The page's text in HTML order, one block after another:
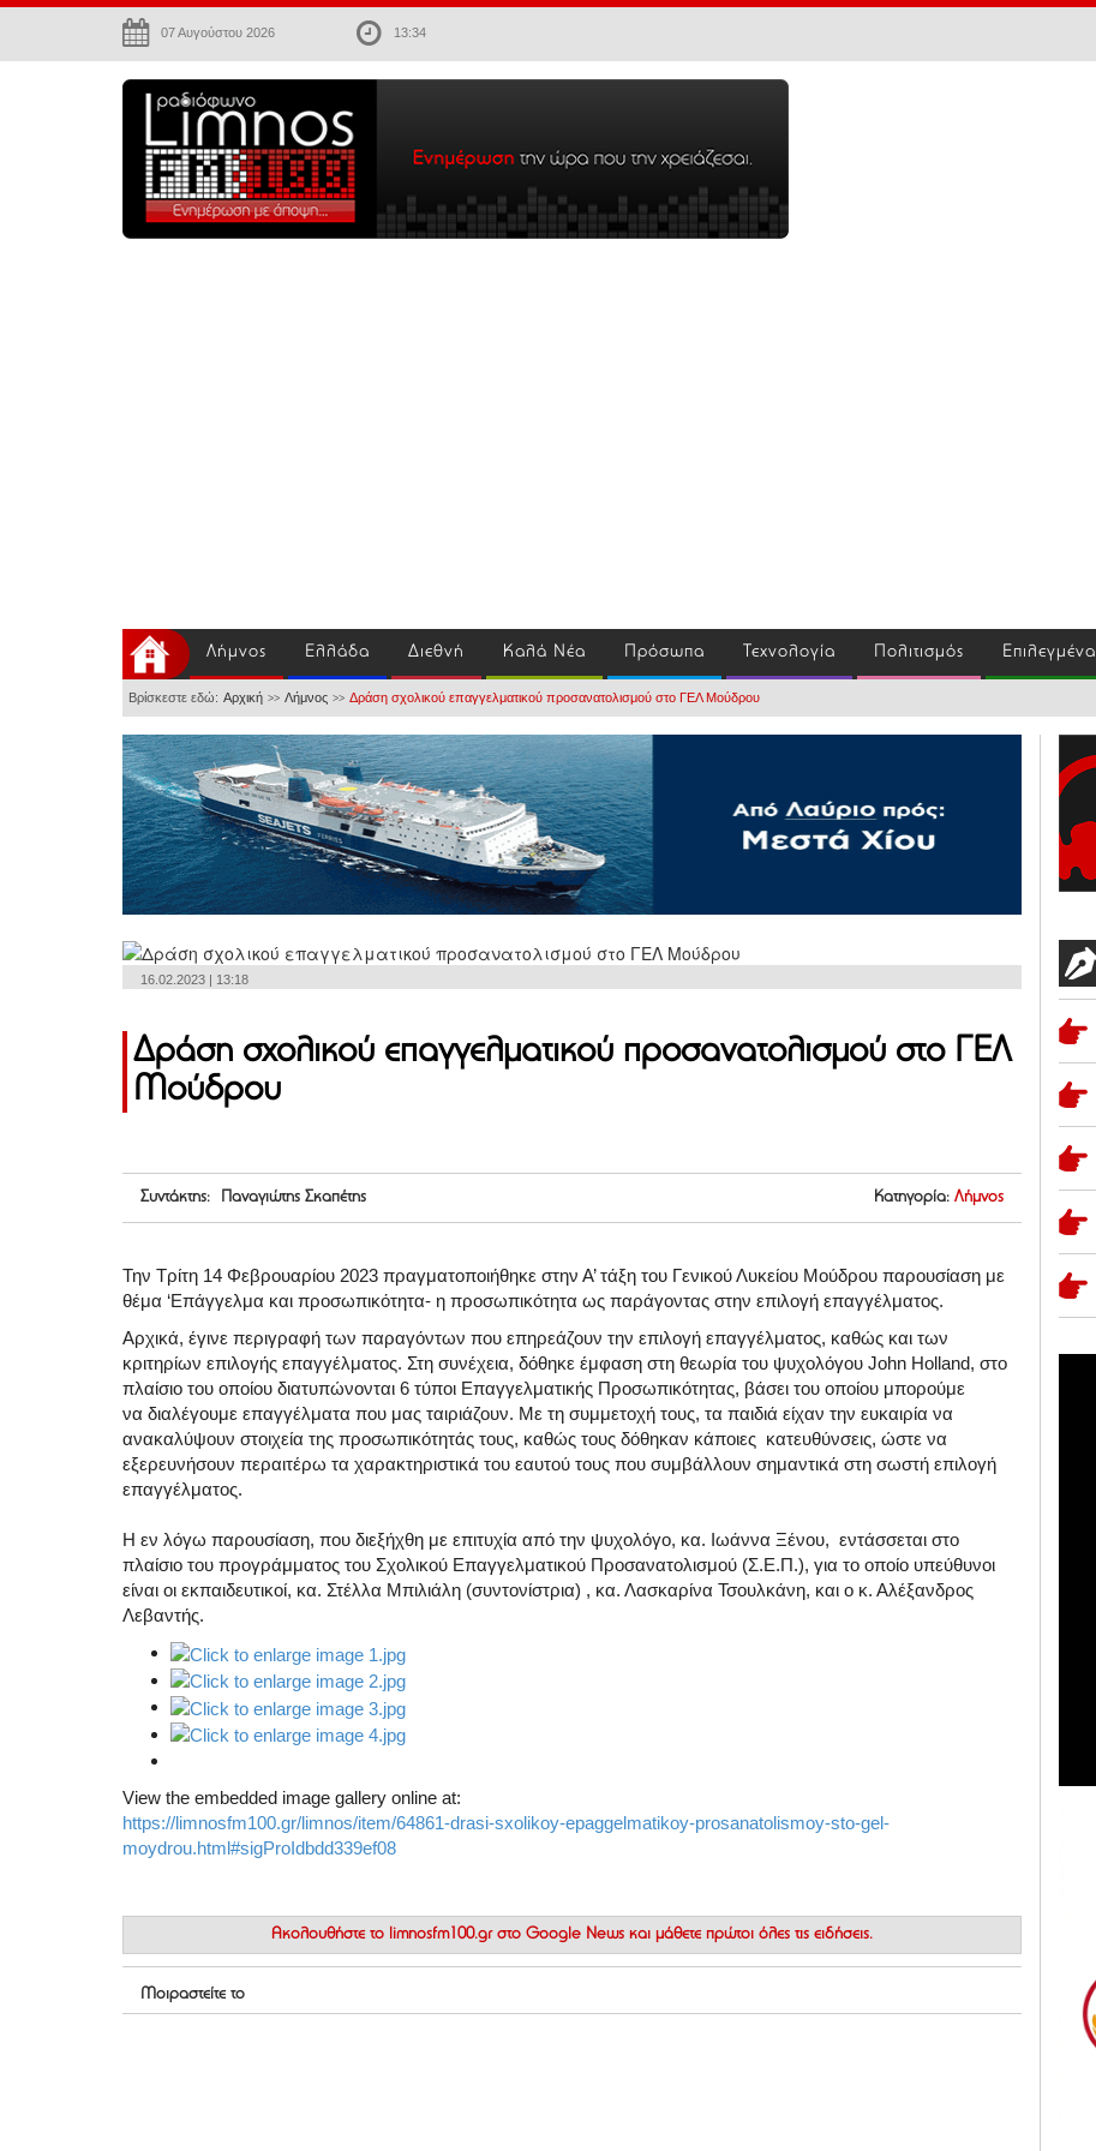
07 Αυγούστου 2026 13:34
Λήμνος Ελλάδα Διεθνή Καλά Νέα Πρόσωπα Τεχνολογία Πολιτισμός Επιλεγμένα
Βρίσκεστε εδώ: Αρχική >> Λήμνος >> Δράση σχολικού επαγγελματικού προσανατολισμού στο ΓΕΛ Μούδρου
16.02.2023 | 13:18
Δράση σχολικού επαγγελματικού προσανατολισμού στο ΓΕΛ
Μούδρου
Συντάκτης: Παναγιώτης Σκαπέτης Κατηγορία: Λήμνος
Την Τρίτη 14 Φεβρουαρίου 2023 πραγματοποιήθηκε στην Α’ τάξη του Γενικού Λυκείου Μούδρου παρουσίαση με
θέμα ‘Επάγγελμα και προσωπικότητα- η προσωπικότητα ως παράγοντας στην επιλογή επαγγέλματος.
Αρχικά, έγινε περιγραφή των παραγόντων που επηρεάζουν την επιλογή επαγγέλματος, καθώς και των
κριτηρίων επιλογής επαγγέλματος. Στη συνέχεια, δόθηκε έμφαση στη θεωρία του ψυχολόγου John Holland, στο
πλαίσιο του οποίου διατυπώνονται 6 τύποι Επαγγελματικής Προσωπικότητας, βάσει του οποίου μπορούμε
να διαλέγουμε επαγγέλματα που μας ταιριάζουν. Με τη συμμετοχή τους, τα παιδιά είχαν την ευκαιρία να
ανακαλύψουν στοιχεία της προσωπικότητάς τους, καθώς τους δόθηκαν κάποιες κατευθύνσεις, ώστε να
εξερευνήσουν περαιτέρω τα χαρακτηριστικά του εαυτού τους που συμβάλλουν σημαντικά στη σωστή επιλογή
επαγγέλματος.
Η εν λόγω παρουσίαση, που διεξήχθη με επιτυχία από την ψυχολόγο, κα. Ιωάννα Ξένου, εντάσσεται στο
πλαίσιο του προγράμματος του Σχολικού Επαγγελματικού Προσανατολισμού (Σ.Ε.Π.), για το οποίο υπεύθυνοι
είναι οι εκπαιδευτικοί, κα. Στέλλα Μπιλιάλη (συντονίστρια) , κα. Λασκαρίνα Τσουλκάνη, και ο κ. Αλέξανδρος
Λεβαντής.
View the embedded image gallery online at:
https://limnosfm100.gr/limnos/item/64861-drasi-sxolikoy-epaggelmatikoy-prosanatolismoy-sto-gel-
moydrou.html#sigProIdbdd339ef08
Ακολουθήστε το limnosfm100.gr στο Google News και μάθετε πρώτοι όλες τις ειδήσεις.
Μοιραστείτε το